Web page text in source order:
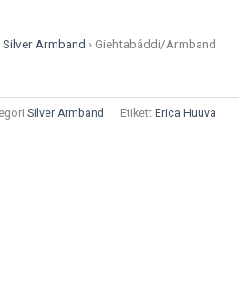
Silver Armband ›Giehtabáddi/Armband
Silver Armband Etikett Erica Huuva